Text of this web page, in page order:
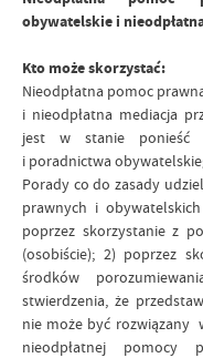
obywatelskie i
Kto może skorzystać:
Nieodpłatna pomoc
i nieodpłatna mediacja
jest w stanie ponieść
i poradnictwa
Porady co do zasady
prawnych i
poprzez skorzystanie z
(osobiście); 2) poprzez
środków
stwierdzenia, że
nie może być rozwiązany
nieodpłatnej pomocy